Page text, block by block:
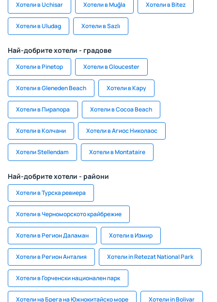
Хотели в Uchisar Хотели в Muğla Хотели в Bitez
Хотели в Uludag Хотели в Sazlı
Най-добрите хотели - градове
Хотели в Pinetop Хотели в Gloucester
Хотели в Gleneden Beach Хотели в Кару
Хотели в Пирапора Хотели в Cocoa Beach
Хотели в Колчани Хотели в Агиос Николаос
Хотели Stellendam Хотели в Montataire
Най-добрите хотели - райони
Хотели в Турска ревиера
Хотели в Черноморското крайбрежие
Хотели в Регион Даламан Хотели в Измир
Хотели в Регион Анталия Хотели in Retezat National Park
Хотели в Горченски национален парк
Хотели на Брега на Южнокитайско море Хотели in Bolivar